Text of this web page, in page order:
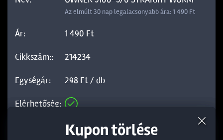
Az elmúlt 30 nap legalacsonyabb ára: 1 490 Ft
1 490 Ft
214234
298 Ft / db
Termék törlése a kosárból
Kedvezmény törlése
Kupon törlése